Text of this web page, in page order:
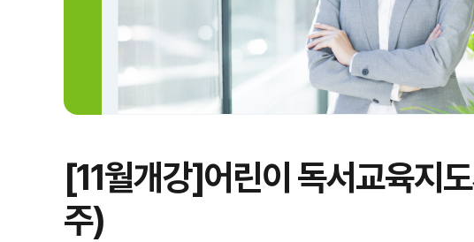
[11월개강]어린이 독서교육지
주)